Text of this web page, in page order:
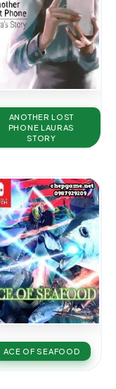
ANOTHER LOST
PHONE LAURAS
STORY
ACE OF SEAFOOD